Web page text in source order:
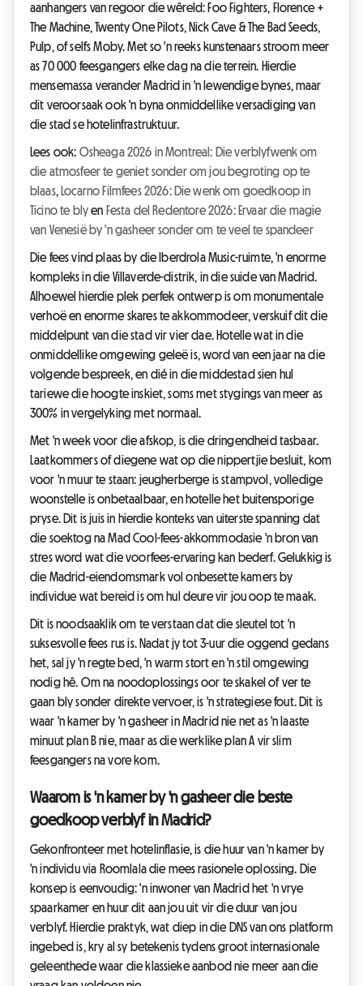
aanhangers van regoor die wêreld: Foo Fighters, Florence +
The Machine, Twenty One Pilots, Nick Cave & The Bad Seeds,
Pulp, of selfs Moby. Met so 'n reeks kunstenaars stroom meer
as 70 000 feesgangers elke dag na die terrein. Hierdie
mensemassa verander Madrid in 'n lewendige bynes, maar
dit veroorsaak ook 'n byna onmiddellike versadiging van
die stad se hotelinfrastruktuur.
Lees ook: Osheaga 2026 in Montreal: Die verblyfwenk om
die atmosfeer te geniet sonder om jou begroting op te
blaas, Locarno Filmfees 2026: Die wenk om goedkoop in
Ticino te blyen Festa del Redentore 2026: Ervaar die magie
van Venesië by 'n gasheer sonder om te veel te spandeer
Die fees vind plaas by die Iberdrola Music-ruimte, 'n enorme
kompleks in die Villaverde-distrik, in die suide van Madrid.
Alhoewel hierdie plek perfek ontwerp is om monumentale
verhoë en enorme skares te akkommodeer, verskuif dit die
middelpunt van die stad vir vier dae. Hotelle wat in die
onmiddellike omgewing geleë is, word van een jaar na die
volgende bespreek, en dié in die middestad sien hul
tariewe die hoogte inskiet, soms met stygings van meer as
300% in vergelyking met normaal.
Met 'n week voor die afskop, is die dringendheid tasbaar.
Laatkommers of diegene wat op die nippertjie besluit, kom
voor 'n muur te staan: jeugherberge is stampvol, volledige
woonstelle is onbetaalbaar, en hotelle het buitensporige
pryse. Dit is juis in hierdie konteks van uiterste spanning dat
die soektog na Mad Cool-fees-akkommodasie 'n bron van
stres word wat die voorfees-ervaring kan bederf. Gelukkig is
die Madrid-eiendomsmark vol onbesette kamers by
individue wat bereid is om hul deure vir jou oop te maak.
Dit is noodsaaklik om te verstaan dat die sleutel tot 'n
suksesvolle fees rus is. Nadat jy tot 3-uur die oggend gedans
het, sal jy 'n regte bed, 'n warm stort en 'n stil omgewing
nodig hê. Om na noodoplossings oor te skakel of ver te
gaan bly sonder direkte vervoer, is 'n strategiese fout. Dit is
waar 'n kamer by 'n gasheer in Madrid nie net as 'n laaste
minuut plan B nie, maar as die werklike plan A vir slim
feesgangers na vore kom.
Waarom is 'n kamer by 'n gasheer die beste
goedkoop verblyf in Madrid?
Gekonfronteer met hotelinflasie, is die huur van 'n kamer by
'n individu via Roomlala die mees rasionele oplossing. Die
konsep is eenvoudig: 'n inwoner van Madrid het 'n vrye
spaarkamer en huur dit aan jou uit vir die duur van jou
verblyf. Hierdie praktyk, wat diep in die DNS van ons platform
ingebed is, kry al sy betekenis tydens groot internasionale
geleenthede waar die klassieke aanbod nie meer aan die